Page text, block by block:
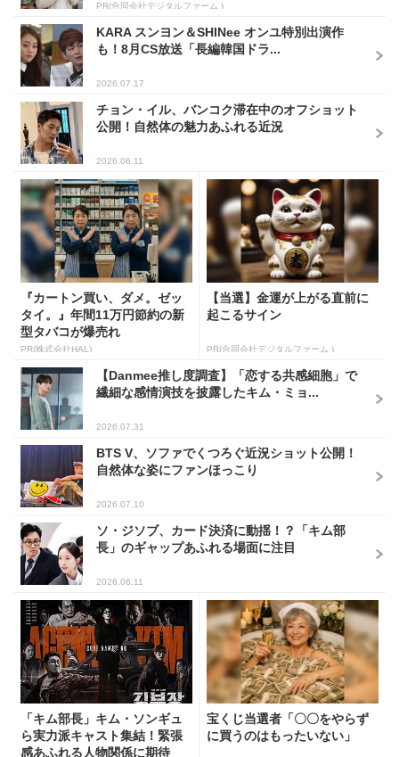
PR(合同会社デジタルファーム )
KARA スンヨン＆SHINee オンユ特別出演作
も！8月CS放送「長編韓国ドラ...
2026.07.17
チョン・イル、バンコク滞在中のオフショット
公開！自然体の魅力あふれる近況
2026.06.11
『カートン買い、ダメ。ゼッ
タイ。』年間11万円節約の新
型タバコが爆売れ
PR(株式会社HAL)
【当選】金運が上がる直前に
起こるサイン
PR(合同会社デジタルファーム )
【Danmee推し度調査】「恋する共感細胞」で
繊細な感情演技を披露したキム・ミョ...
2026.07.31
BTS V、ソファでくつろぐ近況ショット公開！
自然体な姿にファンほっこり
2026.07.10
ソ・ジソブ、カード決済に動揺！？「キム部
長」のギャップあふれる場面に注目
2026.06.11
「キム部長」キム・ソンギュ
ら実力派キャスト集結！緊張
感あふれる人物関係に期待
宝くじ当選者「〇〇をやらず
に買うのはもったいない」